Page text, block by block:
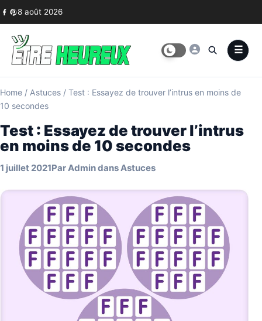
Skip to content
8 août 2026
Home / Astuces / Test : Essayez de trouver l’intrus en moins de
10 secondes
Test : Essayez de trouver l’intrus
en moins de 10 secondes
1 juillet 2021ParAdmindansAstuces